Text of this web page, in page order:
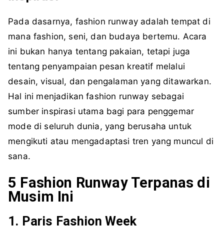
Pada dasarnya, fashion runway adalah tempat di
mana fashion, seni, dan budaya bertemu. Acara
ini bukan hanya tentang pakaian, tetapi juga
tentang penyampaian pesan kreatif melalui
desain, visual, dan pengalaman yang ditawarkan.
Hal ini menjadikan fashion runway sebagai
sumber inspirasi utama bagi para penggemar
mode di seluruh dunia, yang berusaha untuk
mengikuti atau mengadaptasi tren yang muncul di
sana.
5 Fashion Runway Terpanas di
Musim Ini
1. Paris Fashion Week